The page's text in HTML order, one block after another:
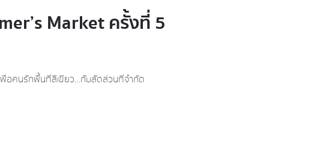
Market ครั้งที่ 5
พื่อคนรักพื้นที่สีเขียว…กับสัดส่วนที่จำกัด